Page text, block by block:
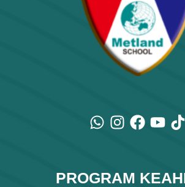
PROGRAM